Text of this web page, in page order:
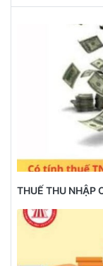
THUẾ THU NHẬP